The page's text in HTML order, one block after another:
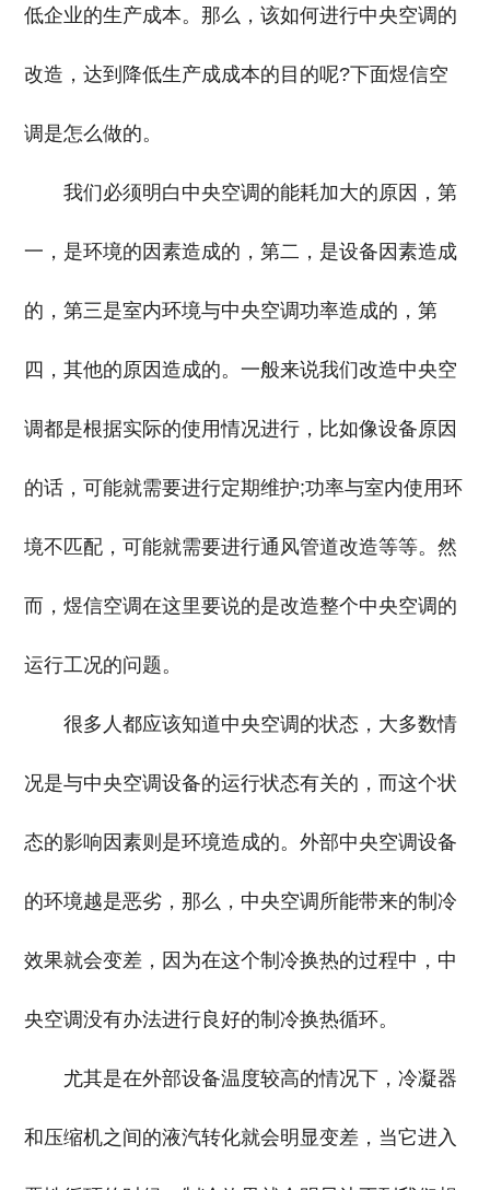
低企业的生产成本。那么，该如何进行中央空调的
改造，达到降低生产成成本的目的呢?下面煜信空
调是怎么做的。
我们必须明白中央空调的能耗加大的原因，第
一，是环境的因素造成的，第二，是设备因素造成
的，第三是室内环境与中央空调功率造成的，第
四，其他的原因造成的。一般来说我们改造中央空
调都是根据实际的使用情况进行，比如像设备原因
的话，可能就需要进行定期维护;功率与室内使用环
境不匹配，可能就需要进行通风管道改造等等。然
而，煜信空调在这里要说的是改造整个中央空调的
运行工况的问题。
很多人都应该知道中央空调的状态，大多数情
况是与中央空调设备的运行状态有关的，而这个状
态的影响因素则是环境造成的。外部中央空调设备
的环境越是恶劣，那么，中央空调所能带来的制冷
效果就会变差，因为在这个制冷换热的过程中，中
央空调没有办法进行良好的制冷换热循环。
尤其是在外部设备温度较高的情况下，冷凝器
和压缩机之间的液汽转化就会明显变差，当它进入